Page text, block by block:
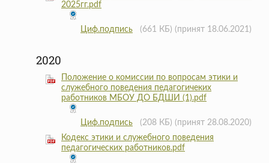
2025гг.pdf
Циф.подпись (661 КБ) (принят 18.06.2021)
2020
Положение о комиссии по вопросам этики и
служебного поведения педагогичеких
работников МБОУ ДО БДШИ (1).pdf
Циф.подпись (208 КБ) (принят 28.08.2020)
Кодекс этики и служебного поведения
педагогических работников.pdf